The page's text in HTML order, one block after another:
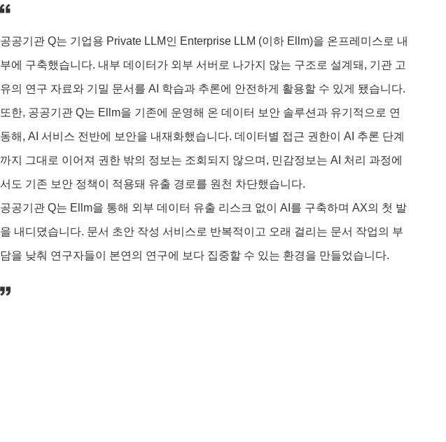
공공기관 Q는 기업용 Private LLM인 Enterprise LLM (이하 Ellm)을 온프레미스로 내
부에 구축했습니다. 내부 데이터가 외부 서버로 나가지 않는 구조로 설계돼, 기관 고
유의 연구 자료와 기밀 문서를 AI 학습과 추론에 안전하게 활용할 수 있게 됐습니다.
또한, 공공기관 Q는 Ellm을 기존에 운영해 온 데이터 보안 솔루션과 유기적으로 연
동해, AI 서비스 전반에 보안을 내재화했습니다. 데이터별 접근 권한이 AI 추론 단계
까지 그대로 이어져 권한 밖의 정보는 조회되지 않으며, 민감정보는 AI 처리 과정에
서도 기존 보안 정책이 적용돼 유출 경로를 원천 차단했습니다.
공공기관 Q는 Ellm을 통해 외부 데이터 유출 리스크 없이 AI를 구축하며 AX의 첫 발
을 내디뎠습니다. 문서 초안 작성 서비스로 반복적이고 오래 걸리는 문서 작업의 부
담을 낮춰 연구자들이 본연의 연구에 보다 집중할 수 있는 환경을 만들었습니다.